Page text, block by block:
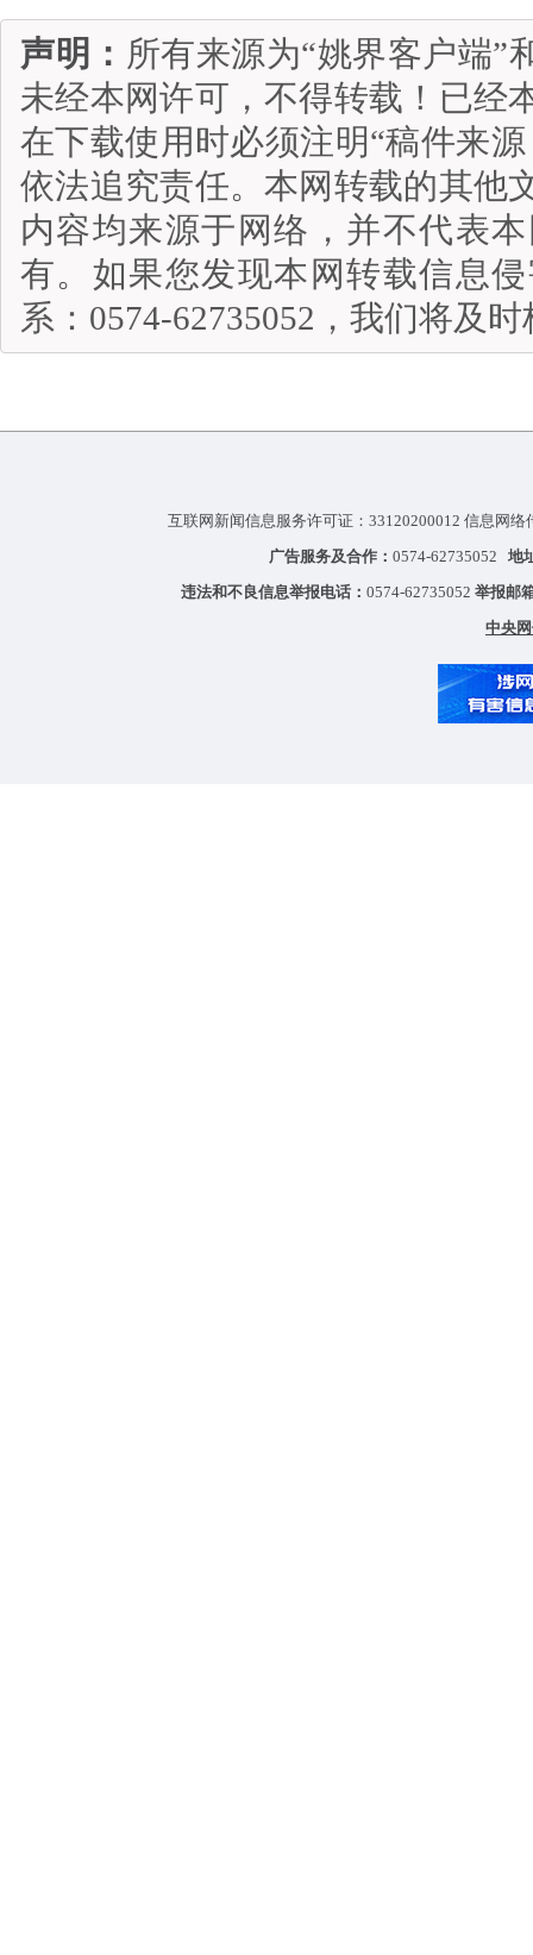
声明： 所有来源为“姚界客户端”
未经本网许可，不得转载！已经
在下载使用时必须注明“稿件来
依法追究责任。本网转载的其他
内容均来源于网络，并不代表
有。如果您发现本网转载信息
系：0574-62735052，我们将及
互联网新闻信息服务许可证：33120200012 信息网
广告服务及合作： 0574-62735052 地
违法和不良信息举报电话： 0574-62735052 举报邮
中央